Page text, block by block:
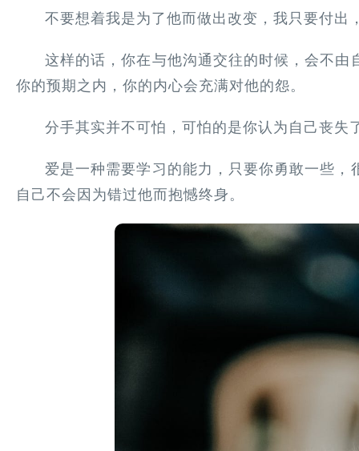
不要想着我是为了他而做出改变，我只要付出
这样的话，你在与他沟通交往的时候，会不
你的预期之内，你的内心会充满对他的怨。
分手其实并不可怕，可怕的是你认为自己丧失
爱是一种需要学习的能力，只要你勇敢一些
自己不会因为错过他而抱憾终身。